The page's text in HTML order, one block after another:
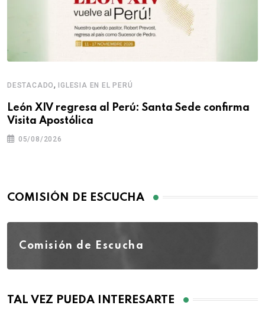
DESTACADO,IGLESIA EN EL PERÚ
León XIV regresa al Perú: Santa Sede confirma
Visita Apostólica
05/08/2026
COMISIÓN DE ESCUCHA
Comisión de Escucha
TAL VEZ PUEDA INTERESARTE